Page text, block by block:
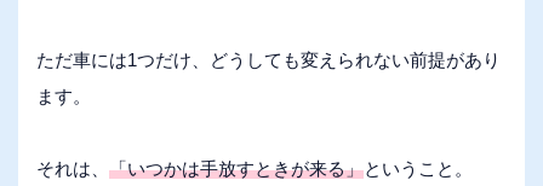
ただ車には1つだけ、どうしても変えられない前提があり
ます。
それは、 「いつかは手放すときが来る」ということ。